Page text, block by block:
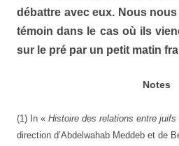
débattre avec eux. Nous
témoin dans le cas où ils
sur le pré par un petit matin
Notes
(1) In « Histoire des relations entre juifs
direction d’Abdelwahab Meddeb et de